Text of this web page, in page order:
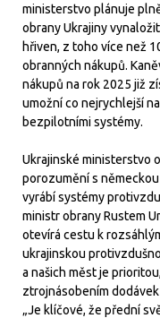
ministerstvo plánuje
obrany Ukrajiny
hřiven, z toho více než
obranných nákupů.
nákupů na rok 2025 již
umožní co nejrychlejší
bezpilotními systémy.
Ukrajinské ministerstvo
porozumění s
vyrábí systémy
ministr obrany Rustem
otevírá cestu k
ukrajinskou
a našich měst je
ztrojnásobením
„Je klíčové, že přední